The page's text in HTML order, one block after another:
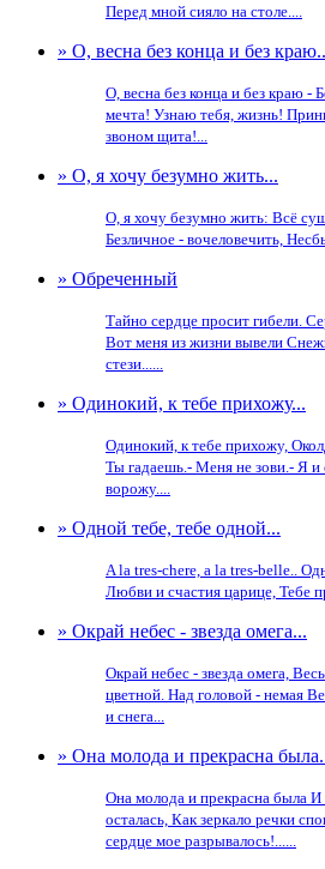
Перед мной сияло на столе....
» О, весна без конца и без
О, весна без конца и без краю -
мечта! Узнаю тебя, жизнь!
звоном щита!...
» О, я хочу безумно жить...
О, я хочу безумно жить: Всё
Безличное - вочеловечить,
» Обреченный
Тайно сердце просит гибели.
Вот меня из жизни вывели
стези......
» Одинокий, к тебе прихожу...
Одинокий, к тебе прихожу,
Ты гадаешь.- Меня не зови.- Я и
ворожу....
» Одной тебе, тебе одной...
A la tres-chere, a la tres-belle..
Любви и счастия царице, Тебе
» Окрай небес - звезда омега...
Окрай небес - звезда омега,
цветной. Над головой - немая
и снега...
» Она молода и прекрасна
Она молода и прекрасна была
осталась, Как зеркало речки
сердце мое разрывалось!......